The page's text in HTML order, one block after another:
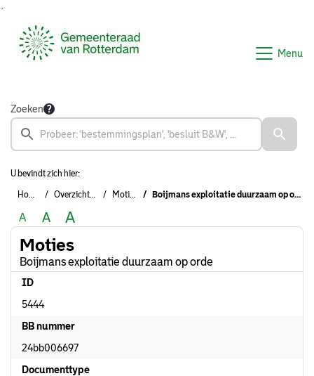
Menu
Zoeken
U bevindt zich hier:
Home Overzichten Moties Boijmans exploitatie duurzaam op orde
A A A
Moties
Boijmans exploitatie duurzaam op orde
ID
5444
BB nummer
24bb006697
Documenttype